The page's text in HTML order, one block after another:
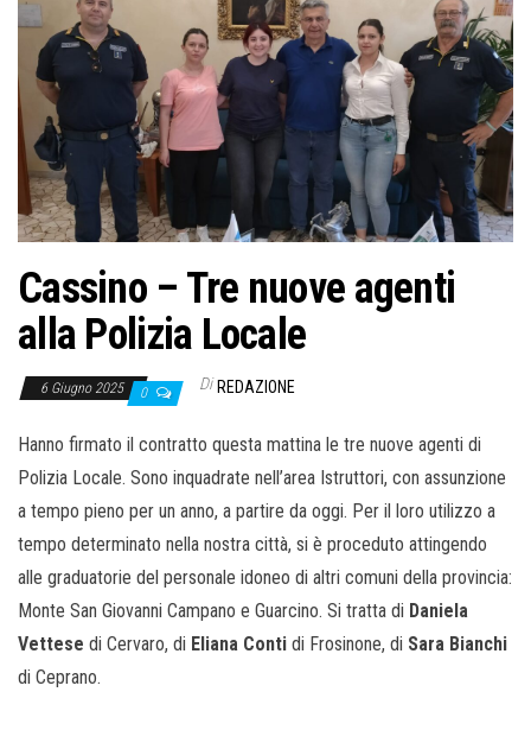
g
a
z
i
o
e
Cassino – Tre nuove agenti
alla Polizia Locale
6 Giugno 2025 0 Di REDAZIONE
Hanno firmato il contratto questa mattina le tre nuove agenti di
Polizia Locale. Sono inquadrate nell’area Istruttori, con assunzione
a tempo pieno per un anno, a partire da oggi. Per il loro utilizzo a
tempo determinato nella nostra città, si è proceduto attingendo
alle graduatorie del personale idoneo di altri comuni della provincia:
Monte San Giovanni Campano e Guarcino. Si tratta di Daniela
Vettese di Cervaro, di Eliana Conti di Frosinone, di Sara Bianchi
di Ceprano.